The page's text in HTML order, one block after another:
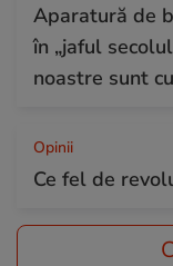
Aparatură de
în „jaful
noastre sunt
Opinii
Ce fel de